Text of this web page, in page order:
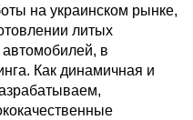
на украинском рынке,
литых
в
Как динамичная и